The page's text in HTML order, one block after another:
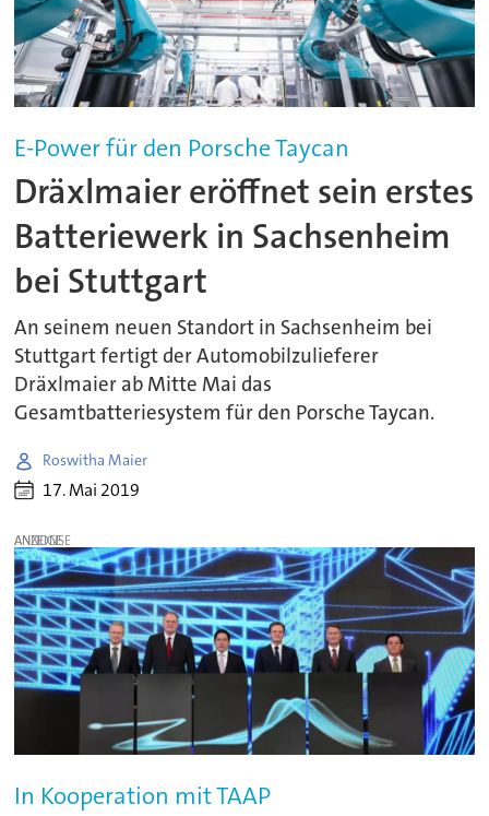
E-Power für den Porsche Taycan
Dräxlmaier eröffnet sein erstes
Batteriewerk in Sachsenheim
bei Stuttgart
An seinem neuen Standort in Sachsenheim bei
Stuttgart fertigt der Automobilzulieferer
Dräxlmaier ab Mitte Mai das
Gesamtbatteriesystem für den Porsche Taycan.
Roswitha Maier
17. Mai 2019
ANZEIGE
In Kooperation mit TAAP